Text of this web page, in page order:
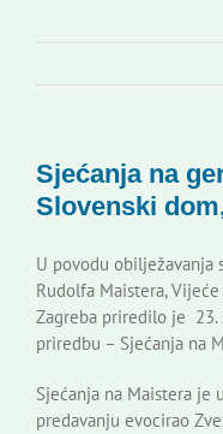
Kontakti
Novi odmev – naše
Izdavaštvo
Sjećanja na
Slovenski
U povodu obilježavanja
Rudolfa Maistera,
Zagreba priredilo je 23.
priredbu – Sjećanja na
Sjećanja na Maistera
predavanju evocirao